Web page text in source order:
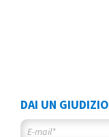
DAI UN GIUDIZIO